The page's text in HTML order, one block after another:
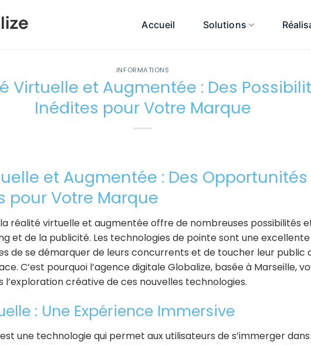
Accueil Solutions
INFORMATIONS
Virtuelle et Augmentée : Des
Inédites pour Votre Marque
et Augmentée : Des Opportunités
pour Votre Marque
réalité virtuelle et augmentée offre de nombreuses possibilités
et de la publicité. Les technologies de pointe sont une
de se démarquer de leurs concurrents et de toucher leur public
C’est pourquoi l’agence digitale Globalize, basée à Marseille,
créative de ces nouvelles technologies.
: Une Expérience Immersive
une technologie qui permet aux utilisateurs de s’immerger